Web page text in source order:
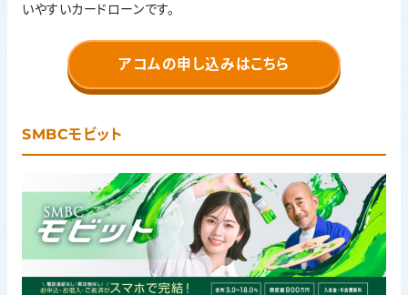
いやすいカードローンです。
アコムの申し込みはこちら
SMBCモビット